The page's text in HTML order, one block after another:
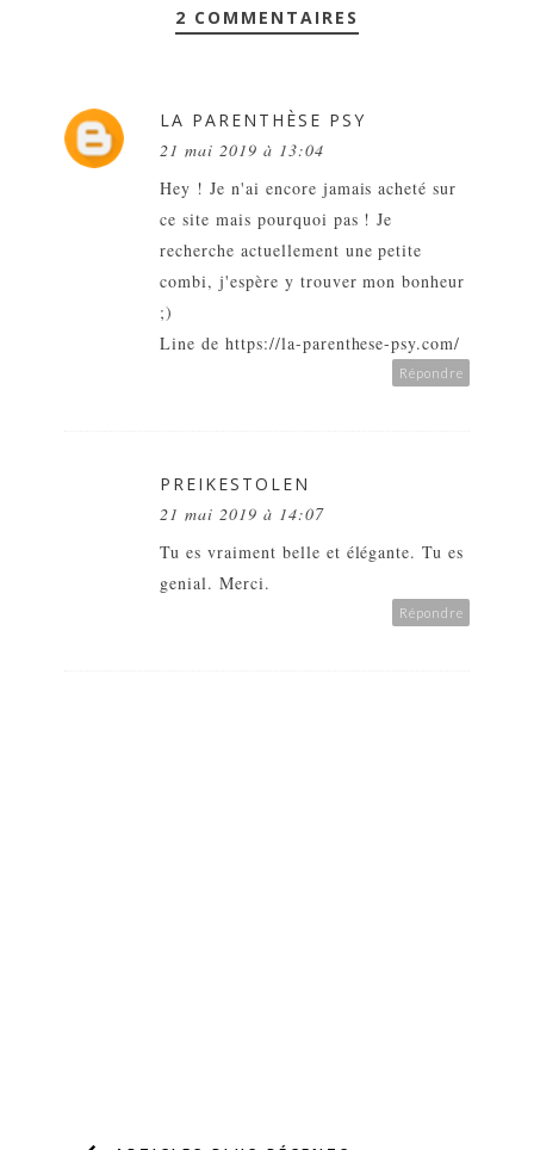
2 COMMENTAIRES
LA PARENTHÈSE PSY
21 mai 2019 à 13:04
Hey ! Je n'ai encore jamais acheté sur
ce site mais pourquoi pas ! Je
recherche actuellement une petite
combi, j'espère y trouver mon bonheur
;)
Line de https://la-parenthese-psy.com/
Répondre
PREIKESTOLEN
21 mai 2019 à 14:07
Tu es vraiment belle et élégante. Tu es
genial. Merci.
Répondre